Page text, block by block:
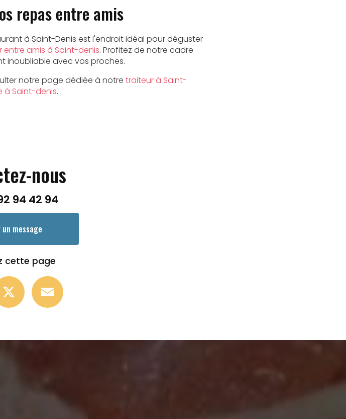
repas entre amis
à Saint-Denis est l'endroit idéal pour déguster
entre amis à Saint-denis. Profitez de notre cadre
inoubliable avec vos proches.
notre page dédiée à notre traiteur à Saint-
à Saint-denis.
nous
94 42 94
un message
cette page